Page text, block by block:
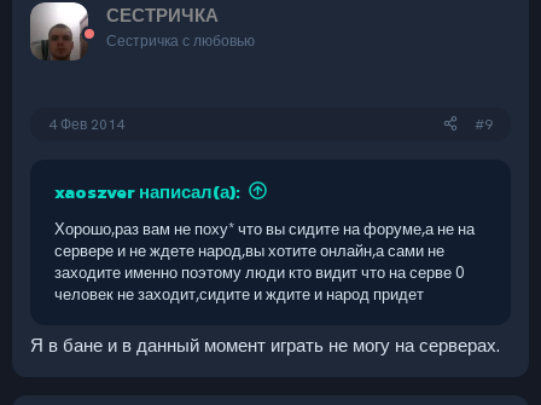
СЕСТРИЧКА
Сестричка с любовью
4 Фев 2014 #9
xaoszver написал(а):
Хорошо,раз вам не поху* что вы сидите на форуме,а не на
сервере и не ждете народ,вы хотите онлайн,а сами не
заходите именно поэтому люди кто видит что на серве 0
человек не заходит,сидите и ждите и народ придет
Я в бане и в данный момент играть не могу на серверах.